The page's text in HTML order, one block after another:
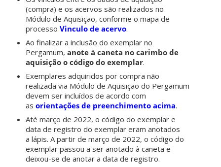
(compra) e os acervos são realizados no
Módulo de Aquisição, conforme o mapa de
processoVinculo de acervo.
Ao finalizar a inclusão do exemplar no
Pergamum,anote à caneta no carimbo de
aquisição o código do exemplar.
Exemplares adquiridos por compra não
realizada via Módulo de Aquisição do Pergamum
devem ser incluídos de acordo com
asorientações de preenchimento acima.
Até março de 2022, o código do exemplar e
data de registro do exemplar eram anotados
a lápis. A partir de março de 2022, o código do
exemplar passou a ser anotado à caneta e
deixou-se de anotar a data de registro.